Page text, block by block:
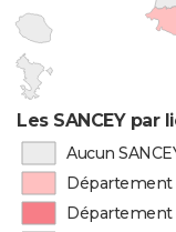
Les SANCEY par
Aucun
Département
Département